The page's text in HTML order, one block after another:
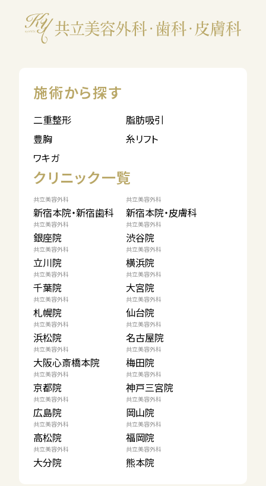
施術から探す
二重整形
脂肪吸引
豊胸
糸リフト
ワキガ
クリニック一覧
共立美容外科
新宿本院・新宿歯科
共立美容外科
新宿本院・皮膚科
共立美容外科
銀座院
共立美容外科
渋谷院
共立美容外科
立川院
共立美容外科
横浜院
共立美容外科
千葉院
共立美容外科
大宮院
共立美容外科
札幌院
共立美容外科
仙台院
共立美容外科
浜松院
共立美容外科
名古屋院
共立美容外科
大阪心斎橋本院
共立美容外科
梅田院
共立美容外科
京都院
共立美容外科
神戸三宮院
共立美容外科
広島院
共立美容外科
岡山院
共立美容外科
高松院
共立美容外科
福岡院
共立美容外科
大分院
共立美容外科
熊本院